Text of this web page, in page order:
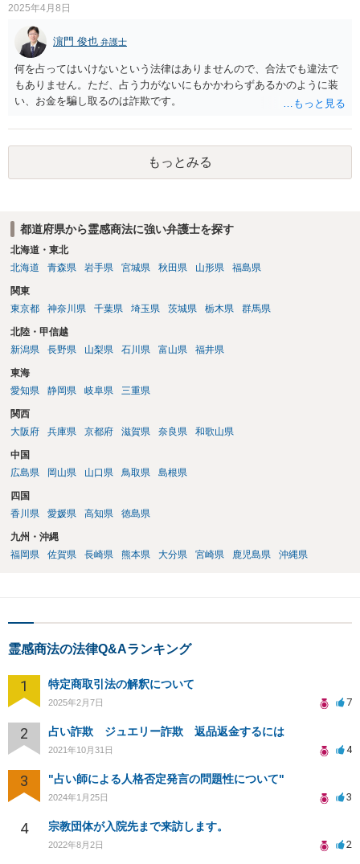
2025年4月8日
濵門 俊也 弁護士
何を占ってはいけないという法律はありませんので、合法でも違法で
もありません。ただ、占う力がないにもかかわらずあるかのように装
い、お金を騙し取るのは詐欺です。
もっとみる
都道府県から霊感商法に強い弁護士を探す
北海道・東北
北海道
青森県 岩手県 宮城県 秋田県 山形県 福島県
関東
東京都
神奈川県 千葉県 埼玉県 茨城県 栃木県 群馬県
北陸・甲信越
新潟県
長野県 山梨県 石川県 富山県 福井県
東海
愛知県
静岡県 岐阜県 三重県
関西
大阪府
兵庫県 京都府 滋賀県 奈良県 和歌山県
中国
広島県
岡山県 山口県 鳥取県 島根県
四国
香川県
愛媛県 高知県 徳島県
九州・沖縄
福岡県
佐賀県 長崎県 熊本県 大分県 宮崎県 鹿児島県 沖縄県
霊感商法の法律Q&Aランキング
1 特定商取引法の解釈について
2025年2月7日 7
2 占い詐欺 ジュエリー詐欺 返品返金するには
2021年10月31日 4
3 "占い師による人格否定発言の問題性について"
2024年1月25日 3
4 宗教団体が入院先まで来訪します。
2022年8月2日 2